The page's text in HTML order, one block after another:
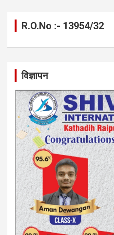
R.O.No :- 13954/32
विज्ञापन